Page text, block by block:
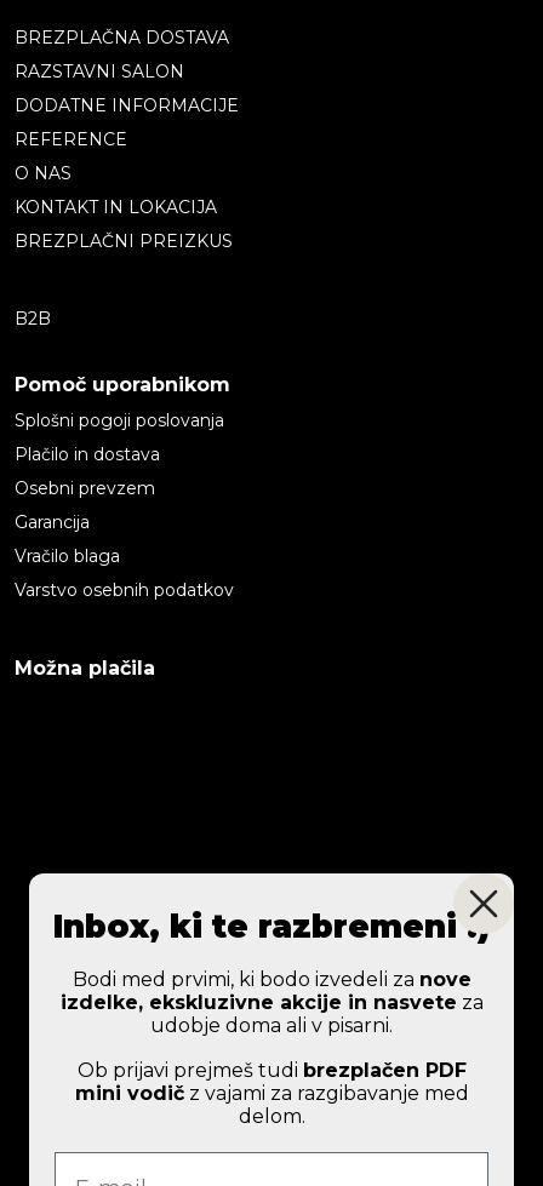
BREZPLAČNA DOSTAVA
RAZSTAVNI SALON
DODATNE INFORMACIJE
REFERENCE
O NAS
KONTAKT IN LOKACIJA
BREZPLAČNI PREIZKUS
B2B
Pomoč uporabnikom
Splošni pogoji poslovanja
Plačilo in dostava
Osebni prevzem
Garancija
Vračilo blaga
Varstvo osebnih podatkov
Možna plačila
Inbox, ki te razbremeni :)
Bodi med prvimi, ki bodo izvedeli za nove
izdelke, ekskluzivne akcije in nasvete za
udobje doma ali v pisarni.
Ob prijavi prejmeš tudi brezplačen PDF
mini vodičz vajami za razgibavanje med
delom.